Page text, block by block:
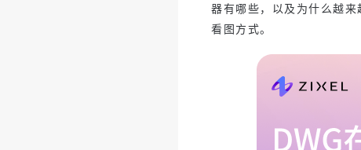
器有哪些，以及为什么越来
看图方式。